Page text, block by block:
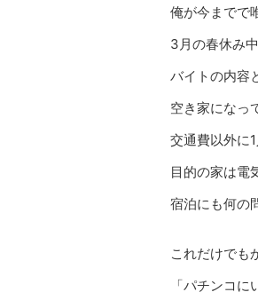
俺が今までで
3月の春休み
バイトの内容
空き家になっ
交通費以外に
目的の家は電
宿泊にも何の
これだけでも
「パチンコ